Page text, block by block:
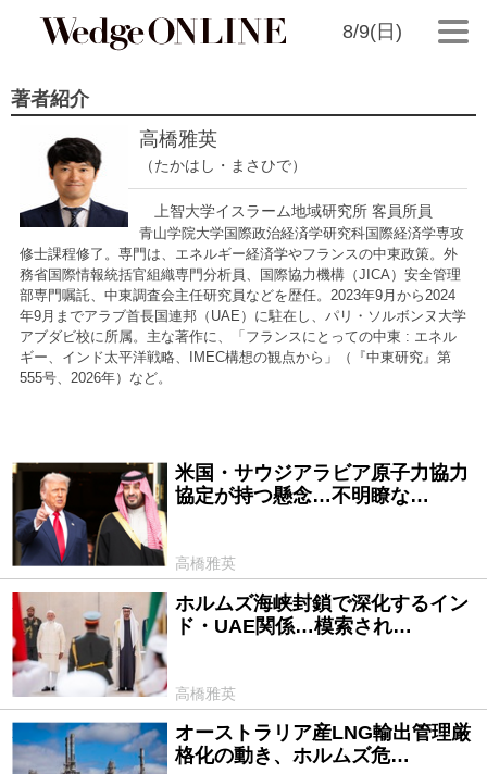
8/9(日)
著者紹介
高橋雅英
（たかはし・まさひで）
上智大学イスラーム地域研究所 客員所員
青山学院大学国際政治経済学研究科国際経済学専攻
修士課程修了。専門は、エネルギー経済学やフランスの中東政策。外
務省国際情報統括官組織専門分析員、国際協力機構（JICA）安全管理
部専門嘱託、中東調査会主任研究員などを歴任。2023年9月から2024
年9月までアラブ首長国連邦（UAE）に駐在し、パリ・ソルボンヌ大学
アブダビ校に所属。主な著作に、「フランスにとっての中東 : エネル
ギー、インド太平洋戦略、IMEC構想の観点から」（『中東研究』第
555号、2026年）など。
2026/08/07
米国・サウジアラビア原子力協力
協定が持つ懸念…不明瞭な…
高橋雅英
2026/07/10
ホルムズ海峡封鎖で深化するイン
ド・UAE関係…模索され…
高橋雅英
2026/06/09
オーストラリア産LNG輸出管理厳
格化の動き、ホルムズ危…